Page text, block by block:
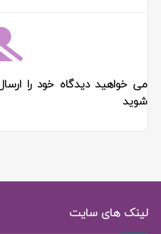
می خواهید دیدگاه خود را
شوید
لینک های سایت